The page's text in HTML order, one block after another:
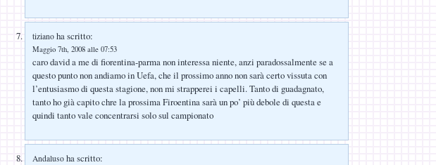
tiziano ha scritto:
Maggio 7th, 2008 alle 07:53
caro david a me di fiorentina-parma non interessa niente, anzi paradossalmente se a
questo punto non andiamo in Uefa, che il prossimo anno non sarà certo vissuta con
l’entusiasmo di questa stagione, non mi strapperei i capelli. Tanto di guadagnato,
tanto ho già capito chre la prossima Firoentina sarà un po’ più debole di questa e
quindi tanto vale concentrarsi solo sul campionato
Andaluso ha scritto: